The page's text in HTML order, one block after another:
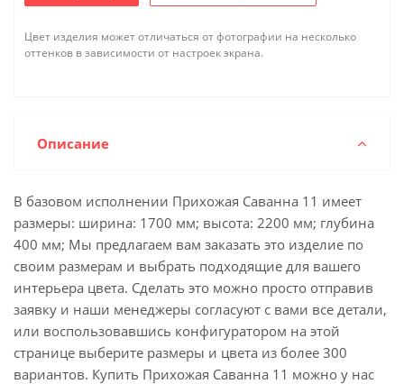
Цвет изделия может отличаться от фотографии на несколько
оттенков в зависимости от настроек экрана.
Описание
В базовом исполнении Прихожая Саванна 11 имеет
размеры: ширина: 1700 мм; высота: 2200 мм; глубина
400 мм; Мы предлагаем вам заказать это изделие по
своим размерам и выбрать подходящие для вашего
интерьера цвета. Сделать это можно просто отправив
заявку и наши менеджеры согласуют с вами все детали,
или воспользовавшись конфигуратором на этой
странице выберите размеры и цвета из более 300
вариантов. Купить Прихожая Саванна 11 можно у нас